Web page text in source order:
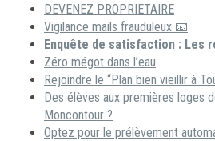
DEVENEZ PROPRIETAIRE
Vigilance mails frauduleux 📧
Enquête de satisfaction : Les
Zéro mégot dans l’eau
Rejoindre le “Plan bien vieillir à
Des élèves aux premières loges
Moncontour ?
Optez pour le prélèvement